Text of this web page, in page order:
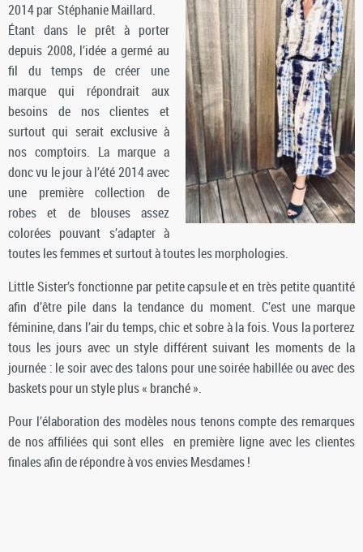
2014 par Stéphanie Maillard.
Étant dans le prêt à porter
depuis 2008, l’idée a germé au
fil du temps de créer une
marque qui répondrait aux
besoins de nos clientes et
surtout qui serait exclusive à
nos comptoirs. La marque a
donc vu le jour à l’été 2014 avec
une première collection de
robes et de blouses assez
colorées pouvant s’adapter à
toutes les femmes et surtout à toutes les morphologies.
Little Sister’s fonctionne par petite capsule et en très petite quantité
afin d’être pile dans la tendance du moment. C’est une marque
féminine, dans l’air du temps, chic et sobre à la fois. Vous la porterez
tous les jours avec un style différent suivant les moments de la
journée : le soir avec des talons pour une soirée habillée ou avec des
baskets pour un style plus « branché ».
Pour l’élaboration des modèles nous tenons compte des remarques
de nos affiliées qui sont elles en première ligne avec les clientes
finales afin de répondre à vos envies Mesdames !